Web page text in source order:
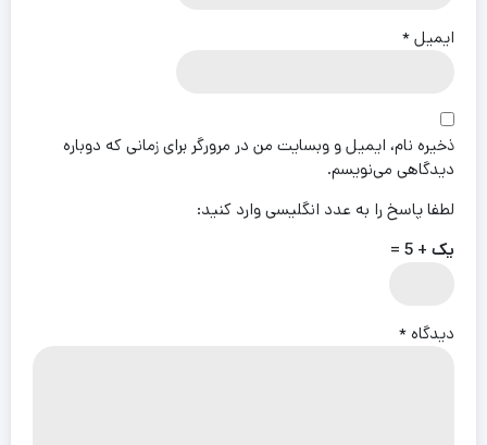
ایمیل*
ذخیره نام، ایمیل و وبسایت من در مرورگر برای زمانی که دوباره
دیدگاهی می‌نویسم.
لطفا پاسخ را به عدد انگلیسی وارد کنید:
یک + 5 =
دیدگاه*